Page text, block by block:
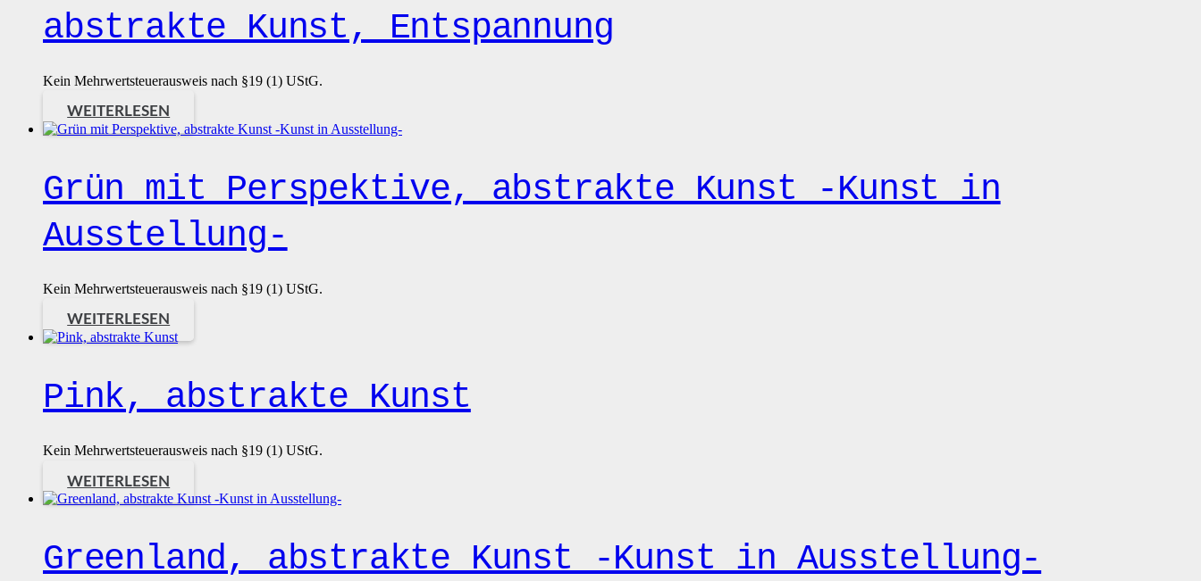
abstrakte Kunst, Entspannung
Kein Mehrwertsteuerausweis nach §19 (1) UStG.
WEITERLESEN
Grün mit Perspektive, abstrakte Kunst -Kunst in
Ausstellung-
Kein Mehrwertsteuerausweis nach §19 (1) UStG.
WEITERLESEN
Pink, abstrakte Kunst
Kein Mehrwertsteuerausweis nach §19 (1) UStG.
WEITERLESEN
Greenland, abstrakte Kunst -Kunst in Ausstellung-